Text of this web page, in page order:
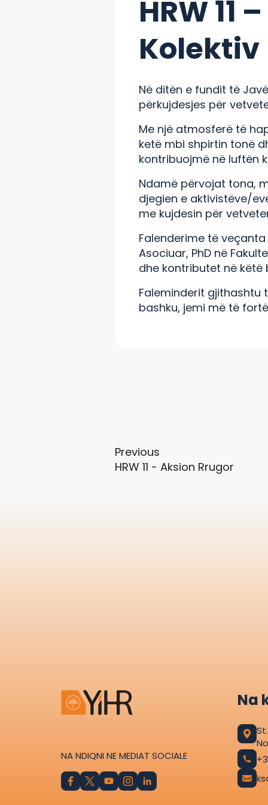
HRW 11
Kolektiv
Në ditën e fundit të
përkujdesjes për
Me një atmosferë të
ketë mbi shpirtin tonë
kontribuojmë në luftën
Ndamë përvojat tona,
djegien e aktivistëve/
me kujdesin për
Falenderime të veçanta
Asociuar, PhD në
dhe kontributet në këtë
Faleminderit gjithashtu
bashku, jemi më të
Previous
HRW 11 - Aksion Rrugor
NA NDIQNI NE MEDIAT SOCIALE
Na